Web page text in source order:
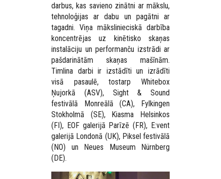
darbus, kas savieno zinātni ar mākslu,
tehnoloģijas ar dabu un pagātni ar
tagadni. Viņa mākslinieciskā darbība
koncentrējas uz kinētisko skaņas
instalāciju un performanču izstrādi ar
pašdarinātām skaņas mašīnām.
Timlina darbi ir izstādīti un izrādīti
visā pasaulē, tostarp Whitebox
Ņujorkā (ASV), Sight & Sound
festivālā Monreālā (CA), Fylkingen
Stokholmā (SE), Kiasma Helsinkos
(FI), EOF galerijā Parīzē (FR), E:vent
galerijā Londonā (UK), Piksel festivālā
(NO) un Neues Museum Nürnberg
(DE).